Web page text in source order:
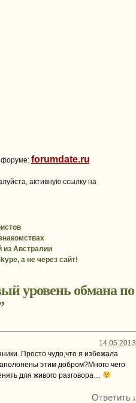
форуме: forumdate.ru
активную ссылку на
из Австралии
a не через сайт!
уровень обмана по
14.05.2013
чудо,что я избежала
этим добром?Много чего
для живого разговора…
Ответить ↓